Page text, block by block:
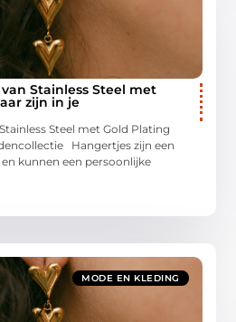
Stainless Steel met
zijn in je
Steel met Gold Plating
Hangertjes zijn een
kunnen een persoonlijke
MODE EN KLEDING